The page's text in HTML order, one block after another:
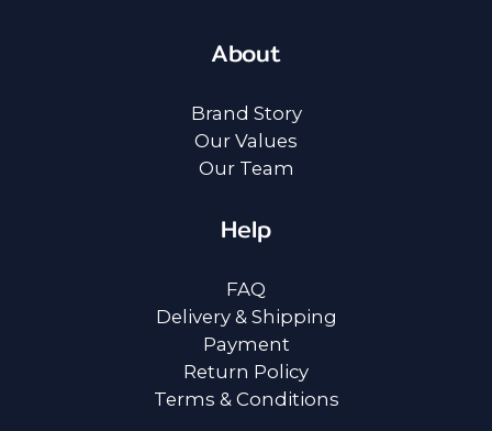
About
Brand Story
Our Values
Our Team
Help
FAQ
Delivery & Shipping
Payment
Return Policy
Terms & Conditions